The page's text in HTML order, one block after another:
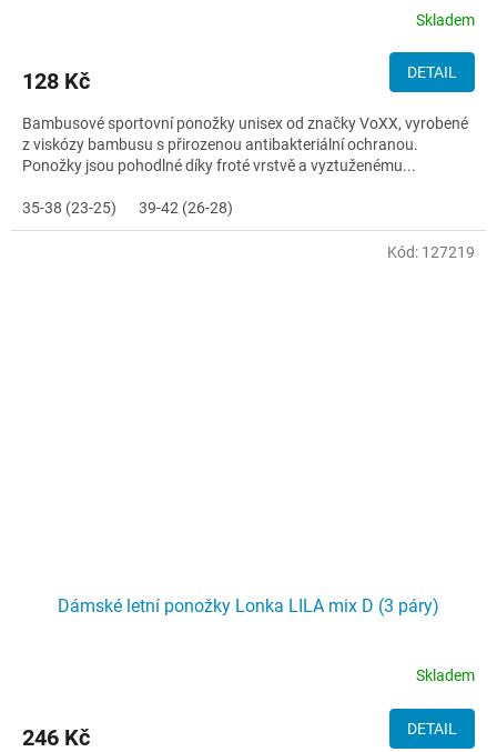
Skladem
128 Kč DETAIL
Bambusové sportovní ponožky unisex od značky VoXX, vyrobené
z viskózy bambusu s přirozenou antibakteriální ochranou.
Ponožky jsou pohodlné díky froté vrstvě a vyztuženému...
35-38 (23-25) 39-42 (26-28)
Dámské letní ponožky Lonka LILA mix D (3 páry)
Skladem
246 Kč DETAIL
Kód: 127219